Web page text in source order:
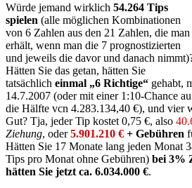
Würde jemand wirklich 54.264 Tips
spielen (alle möglichen Kombinationen
von 6 Zahlen aus den 21 Zahlen, die man
erhält, wenn man die 7 prognostizierten
und jeweils die davor und danach
Hätten Sie das getan, hätten Sie
tatsächlich einmal „6 Richtige“ gehabt,
14.7.2007 (oder mit einer 1:10-Chance
die Hälfte vcn 4.283.134,40 €), und vier
Gut? Tja, jeder Tip kostet 0,75 €, also
Ziehung, oder5.901.210 € + Gebühren
Hätten Sie 17 Monate lang jeden Monat
Tips pro Monat ohne Gebühren) bei 3%
hätten Sie jetzt ca. 6.034.000 €.